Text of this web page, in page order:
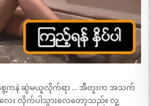
ေ့ကနဲ ဆွဲမယူလိုက်ရာ … အီတူးက အသက်
ာ့လေး လိုက်ပါသွားလေတော့သည်။ လူ့